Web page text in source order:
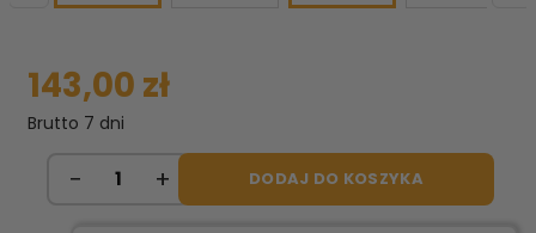
143,00 zł
Brutto 7 dni
DODAJ DO KOSZYKA